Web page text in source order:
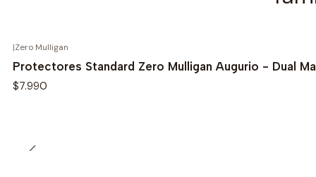
|Zero Mulligan
Protectores Standard Zero Mulligan Augurio - Dual
$7.990